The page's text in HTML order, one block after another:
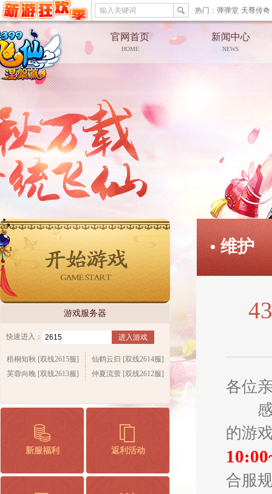
输入关键词 热门： 弹弹堂 天尊传奇
官网首页
HOME
新闻中心
NEWS
游戏服务器
快速进入： 进入游戏
梧桐知秋 [双线2615服]
仙鹤云归 [双线2614服]
芙蓉向晚 [双线2613服]
仲夏流萤 [双线2612服]
新服福利 返利活动
维护
各位
感
的游
合服